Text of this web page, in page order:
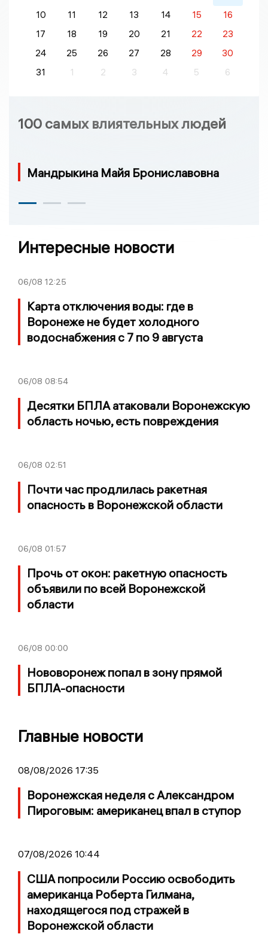
10
11 12 13 14 15
16
17
18 19 20 21 22
23
24
25 26 27 28 29
30
31
1 2 3 4 5 6
100 самых влиятельных людей
Мандрыкина Майя Брониславовна
Интересные новости
06/08 12:25
Карта отключения воды: где в
Воронеже не будет холодного
водоснабжения с 7 по 9 августа
06/08 08:54
Десятки БПЛА атаковали Воронежскую
область ночью, есть повреждения
06/08 02:51
Почти час продлилась ракетная
опасность в Воронежской области
06/08 01:57
Прочь от окон: ракетную опасность
объявили по всей Воронежской
области
06/08 00:00
Нововоронеж попал в зону прямой
БПЛА-опасности
Главные новости
08/08/2026 17:35
Воронежская неделя с Александром
Пироговым: американец впал в ступор
07/08/2026 10:44
США попросили Россию освободить
американца Роберта Гилмана,
находящегося под стражей в
Воронежской области